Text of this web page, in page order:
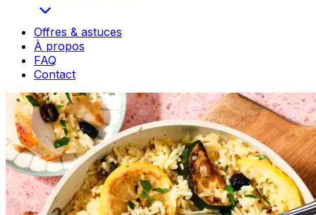
Offres & astuces
À propos
FAQ
Contact